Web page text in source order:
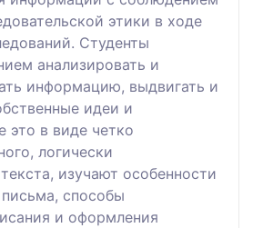
этики в ходе
Студенты
анализировать и
информацию, выдвигать и
идеи и
это в виде четко
логически
изучают особенности
способы
и оформления